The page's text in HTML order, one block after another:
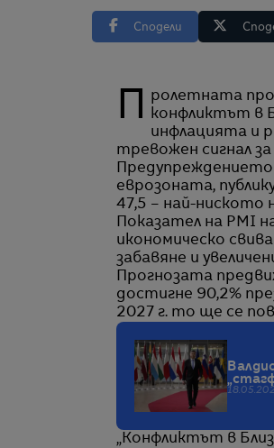
Сподели
Пролетната прогноза на ЕС предвижда „по-слаба активност, тъй като
конфликтът в
инфлацията и
тревожен сигнал
еврозоната,
47,5 – най-ниското
Показател на PMI
икономическо
забавяне и
Прогнозата
достигне 90,2%
2027 г. то ще се
„Конфликтът в